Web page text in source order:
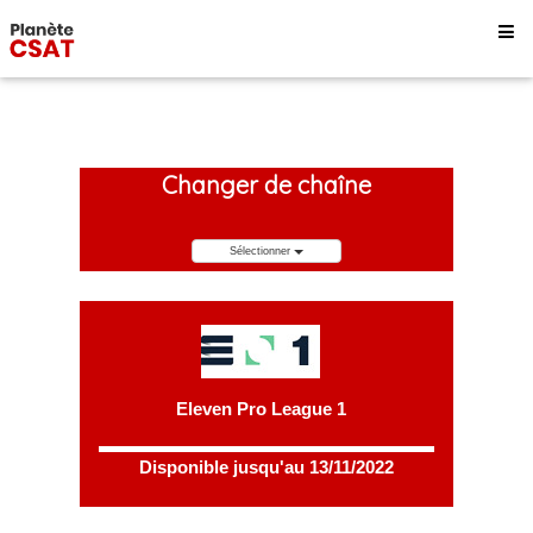
Changer de chaîne
Sélectionner
Eleven Pro League 1
Disponible jusqu'au 13/11/2022